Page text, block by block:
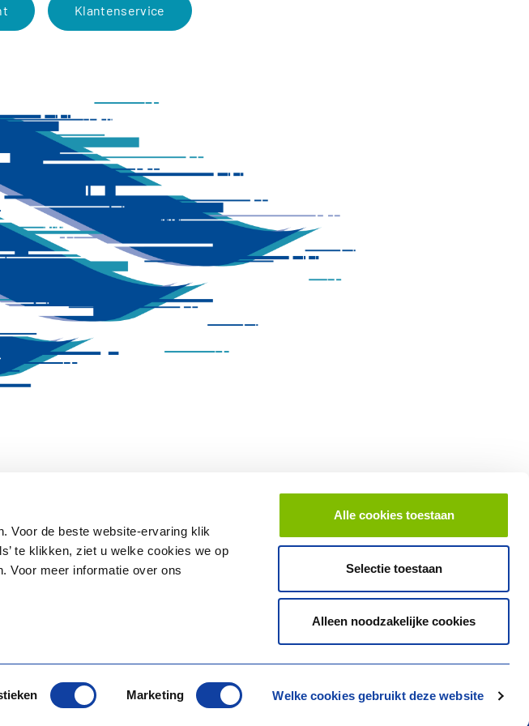
Voor de beste website-ervaring klik
te klikken, ziet u welke cookies we op
Voor meer informatie over ons
Marketing Welke cookies gebruikt deze website
Alle cookies toestaan
Selectie toestaan
Alleen noodzakelijke cookies
Klantenservice
voorbehouden